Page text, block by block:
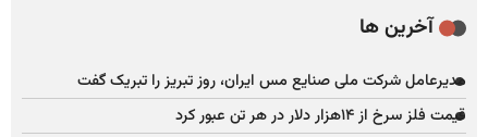
آخرین ها
مدیرعامل شرکت ملی صنایع مس ایران، روز تبریز را تبریک گفت
قیمت فلز سرخ از ۱۴هزار دلار در هر تن عبور کرد